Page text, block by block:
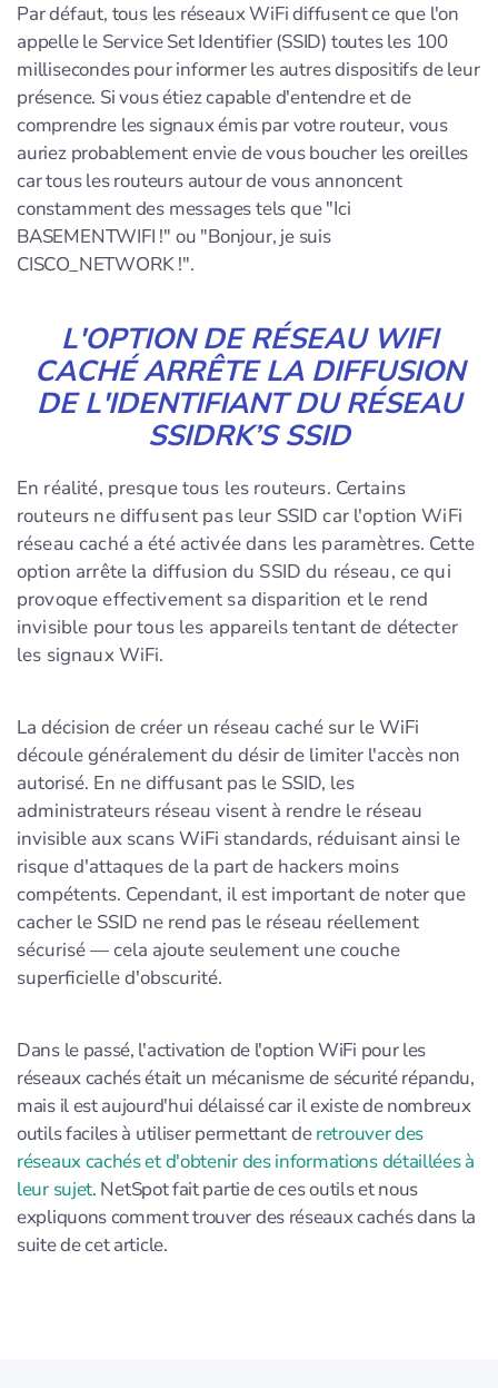
Par défaut, tous les réseaux WiFi diffusent ce que l'on
appelle le Service Set Identifier (SSID) toutes les 100
millisecondes pour informer les autres dispositifs de leur
présence. Si vous étiez capable d'entendre et de
comprendre les signaux émis par votre routeur, vous
auriez probablement envie de vous boucher les oreilles
car tous les routeurs autour de vous annoncent
constamment des messages tels que "Ici
BASEMENTWIFI !" ou "Bonjour, je suis
CISCO_NETWORK !".
L'OPTION DE RÉSEAU WIFI
CACHÉ ARRÊTE LA DIFFUSION
DE L'IDENTIFIANT DU RÉSEAU
SSIDRK’S SSID
En réalité, presque tous les routeurs. Certains
routeurs ne diffusent pas leur SSID car l'option WiFi
réseau caché a été activée dans les paramètres. Cette
option arrête la diffusion du SSID du réseau, ce qui
provoque effectivement sa disparition et le rend
invisible pour tous les appareils tentant de détecter
les signaux WiFi.
La décision de créer un réseau caché sur le WiFi
découle généralement du désir de limiter l'accès non
autorisé. En ne diffusant pas le SSID, les
administrateurs réseau visent à rendre le réseau
invisible aux scans WiFi standards, réduisant ainsi le
risque d'attaques de la part de hackers moins
compétents. Cependant, il est important de noter que
cacher le SSID ne rend pas le réseau réellement
sécurisé — cela ajoute seulement une couche
superficielle d'obscurité.
Dans le passé, l'activation de l'option WiFi pour les
réseaux cachés était un mécanisme de sécurité répandu,
mais il est aujourd'hui délaissé car il existe de nombreux
outils faciles à utiliser permettant deretrouver des
réseaux cachés et d'obtenir des informations détaillées à
leur sujet. NetSpot fait partie de ces outils et nous
expliquons comment trouver des réseaux cachés dans la
suite de cet article.